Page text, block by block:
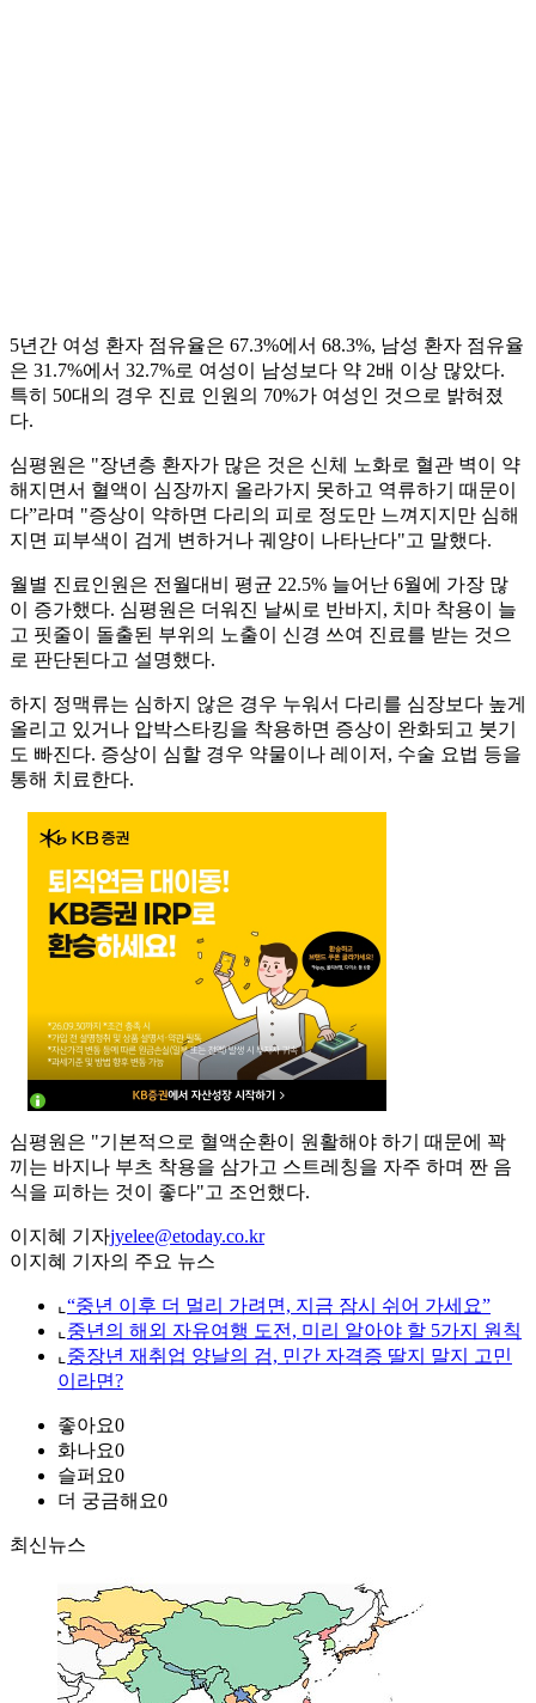
5년간 여성 환자 점유율은 67.3%에서 68.3%, 남성 환자 점유율
은 31.7%에서 32.7%로 여성이 남성보다 약 2배 이상 많았다.
특히 50대의 경우 진료 인원의 70%가 여성인 것으로 밝혀졌
다.
심평원은 "장년층 환자가 많은 것은 신체 노화로 혈관 벽이 약
해지면서 혈액이 심장까지 올라가지 못하고 역류하기 때문이
다”라며 "증상이 약하면 다리의 피로 정도만 느껴지지만 심해
지면 피부색이 검게 변하거나 궤양이 나타난다"고 말했다.
월별 진료인원은 전월대비 평균 22.5% 늘어난 6월에 가장 많
이 증가했다. 심평원은 더워진 날씨로 반바지, 치마 착용이 늘
고 핏줄이 돌출된 부위의 노출이 신경 쓰여 진료를 받는 것으
로 판단된다고 설명했다.
하지 정맥류는 심하지 않은 경우 누워서 다리를 심장보다 높게
올리고 있거나 압박스타킹을 착용하면 증상이 완화되고 붓기
도 빠진다. 증상이 심할 경우 약물이나 레이저, 수술 요법 등을
통해 치료한다.
심평원은 "기본적으로 혈액순환이 원활해야 하기 때문에 꽉
끼는 바지나 부츠 착용을 삼가고 스트레칭을 자주 하며 짠 음
식을 피하는 것이 좋다"고 조언했다.
이지혜 기자jyelee@etoday.co.kr
이지혜 기자의 주요 뉴스
⌞ “중년 이후 더 멀리 가려면, 지금 잠시 쉬어 가세요”
⌞ 중년의 해외 자유여행 도전, 미리 알아야 할 5가지 원칙
⌞ 중장년 재취업 양날의 검, 민간 자격증 딸지 말지 고민
이라면?
좋아요0
화나요0
슬퍼요0
더 궁금해요0
최신뉴스